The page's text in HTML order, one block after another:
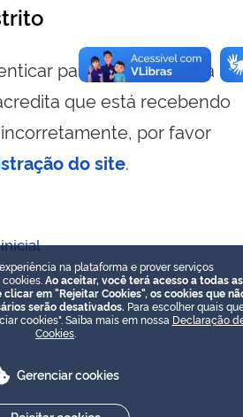
para visualizar essa
que está recebendo
por favor
do site.
na plataforma e prover serviços
Ao aceitar, você terá acesso a todas as
em "Rejeitar Cookies", os cookies que
serão desativados. Para escolher quais
cookies". Saiba mais em nossa Declaração
Cookies
Gerenciar cookies